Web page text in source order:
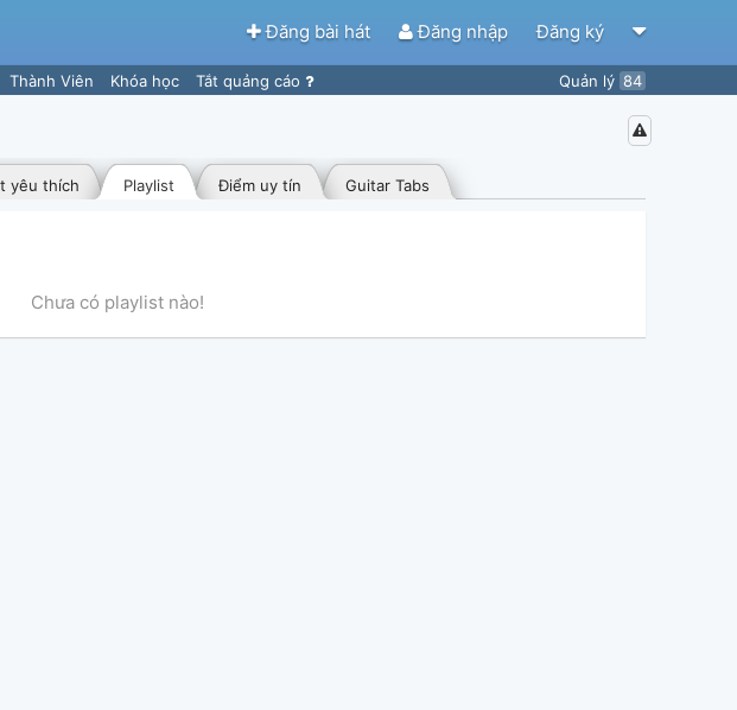
Đăng bài hát Đăng nhập Đăng ký
Thành Viên Khóa học Tắt quảng cáo Quản lý 84
Guitar Tabs
Điểm uy tín
Playlist
yêu thích
Chưa có playlist nào!